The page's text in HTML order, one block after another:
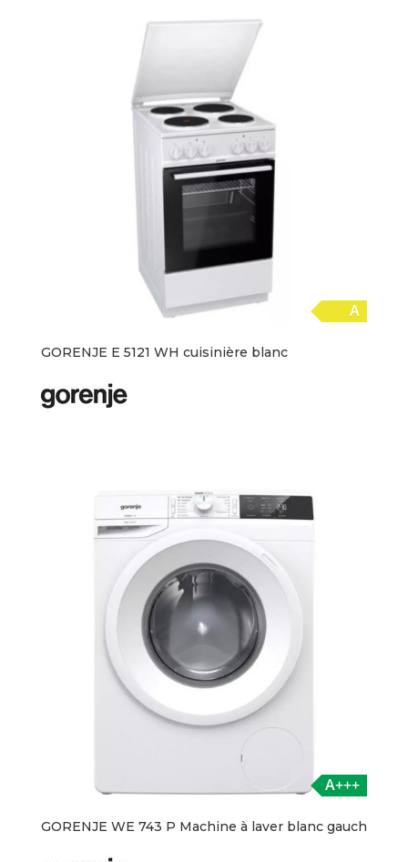
A
GORENJE E 5121 WH cuisinière blanc
A+++
GORENJE WE 743 P Machine à laver blanc gauch